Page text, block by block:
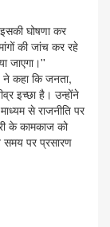
घोषणा कर
की जांच कर रहे
जाएगा।''
ने कहा कि जनता,
इच्छा है। उन्होंने
से राजनीति पर
के कामकाज को
पर प्रसारण